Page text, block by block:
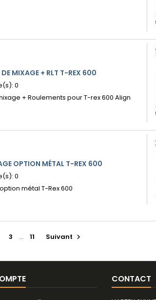
MIXAGE + RLT T-REX 600
0
+ Roulements pour T-rex 600 Align
OPTION MÉTAL T-REX 600
0
métal T-Rex 600
3 … 11 Suivant 
CONTACT